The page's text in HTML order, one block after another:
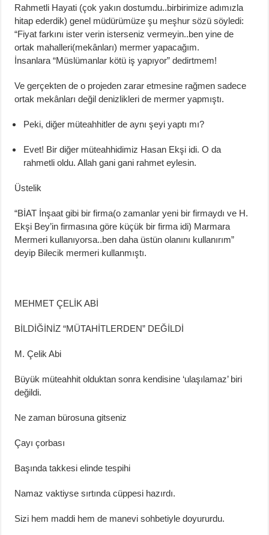
Rahmetli Hayati (çok yakındostumdu..birbirimize adımızla
hitap ederdik) genel müdürümüzeşu meşhursözüsöyledi:
“Fiyat farkını ister verin istersenizvermeyin..ben yine de
ortak mahalleri(mekânları) mermer yapacağım.
İnsanlara“Müslümanlar kötü iş yapıyor” dedirtmem!
Vegerçektendeo projedenzarar etmesine rağmen sadece
ortak mekânları değil denizlikleri de mermer yapmıştı.
Peki, diğer müteahhitler de aynı şeyi yaptı mı?
Evet! Bir diğer müteahhidimiz Hasan Ekşi idi. O da
rahmetli oldu. Allah gani gani rahmet eylesin.
Üstelik
“BİAT İnşaat gibi birfirma(o zamanlar yeni bir firmaydı ve H.
Ekşi Bey’in firmasına göre küçük bir firma idi) Marmara
Mermeri kullanıyorsa..ben daha üstün olanını kullanırım”
deyip Bilecik mermeri kullanmıştı.
MEHMET ÇELİK ABİ
BİLDİĞİNİZ “MÜTAHİTLERDEN” DEĞİLDİ
M. Çelik Abi
Büyük müteahhit olduktan sonra kendisine ‘ulaşılamaz’ biri
değildi.
Ne zaman bürosuna gitseniz
Çayı çorbası
Başında takkesi elinde tespihi
Namaz vaktiyse sırtında cüppesi hazırdı.
Sizi hem maddi hem de manevi sohbetiyle doyururdu.